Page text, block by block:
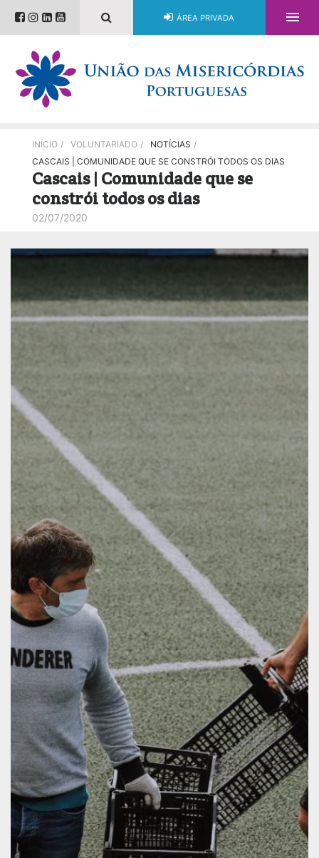
ÁREA PRIVADA 
INÍCIO / VOLUNTARIADO / NOTÍCIAS /
CASCAIS | COMUNIDADE QUE SE CONSTRÓI TODOS OS DIAS
Cascais | Comunidade que se
constrói todos os dias
02/07/2020